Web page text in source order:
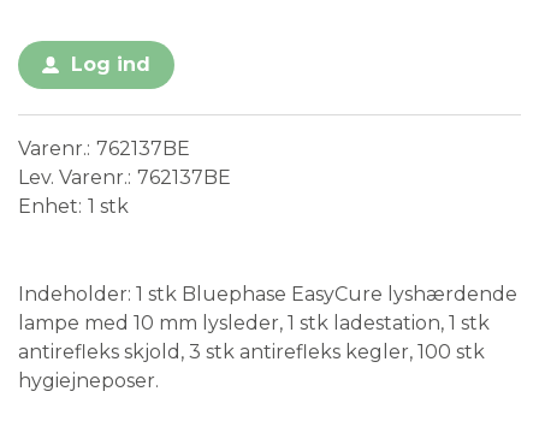
Log ind
Varenr. 762137BE
Lev. Varenr. 762137BE
Enhet 1 stk
Indeholder: 1 stk Bluephase EasyCure lyshærdende
lampe med 10 mm lysleder, 1 stk ladestation, 1 stk
antirefleks skjold, 3 stk antirefleks kegler, 100 stk
hygiejneposer.